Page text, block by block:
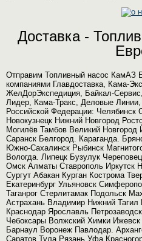
Доставка -
Отправим Топливный насос КамАЗ
компаниями Главдоставка, Кама-
ЖелДорЭкспедиция, Байкал-
Лидер, Кама-Тракс, Деловые Линии,
Российской Федерации: Челябинск
Новокузнецк Нижний Новгород
Могилёв Тамбов Великий Новгород
Саранск Белгород. Караганда.
Южно-Сахалинск Рыбинск
Вологда. Липецк Бузулук
Омск Алматы Ставрополь Иркутск
Сургут Абакан Курган Кострома
Екатеринбург Ульяновск
Таганрог Стерлитамак Подольск
Астрахань Владимир Нижний
Краснодар Ярославль
Чебоксары Волжский Химки Ижевск
Барнаул Воронеж Павлодар.
Саратов Тула Рязань Уфа